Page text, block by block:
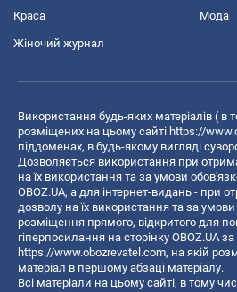
Краса Мода
Жіночий журнал
Використання будь-яких матеріалів ( в
розміщених на цьому сайті https://
піддоменах, в будь-якому вигляді
Дозволяється використання при
на їх використання та за умови
OBOZ.UA, а для інтернет-видань - при
дозволу на їх використання та за
розміщення прямого, відкритого для
гіперпосилання на сторінку OBOZ.UA
https://www.obozrevatel.com, на якій
матеріал в першому абзаці матеріалу.
Всі матеріали на цьому сайті, в тому